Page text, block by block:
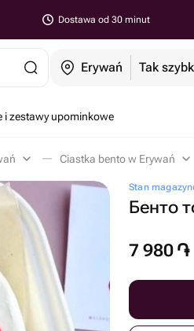
Dostawa od 30 minut
Erywań Tak
i zestawy upominkowe
Ciastka bento w Erywań
Stan
Бенто
7 980 ֏